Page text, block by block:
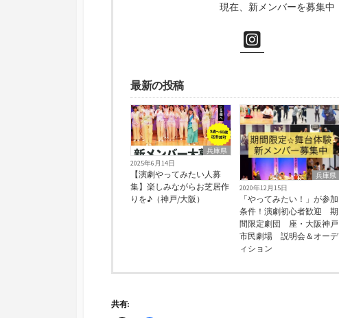
現在、新メンバーを募集中
最新の投稿
兵庫県
2025年6月14日
【演劇やってみたい人募
集】楽しみながらお芝居作
りを♪（神戸/大阪）
兵庫県
2020年12月15日
「やってみたい！」が参加
条件！演劇初心者歓迎 期
間限定劇団 座・大阪神戸
市民劇場 説明会＆オーデ
ィション
共有: